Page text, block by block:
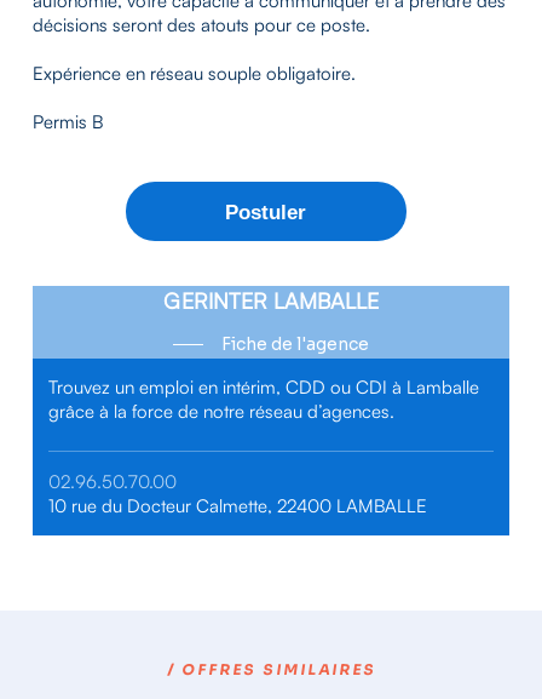
décisions seront des atouts pour ce poste.
Expérience en réseau souple obligatoire.
Permis B
GERINTER LAMBALLE
Fiche de l'agence
Trouvez un emploi en intérim, CDD ou CDI à Lamballe
grâce à la force de notre réseau d’agences.
02.96.50.70.00
10 rue du Docteur Calmette, 22400 LAMBALLE
/ OFFRES SIMILAIRES